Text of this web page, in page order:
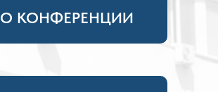
О КОНФЕРЕНЦИИ